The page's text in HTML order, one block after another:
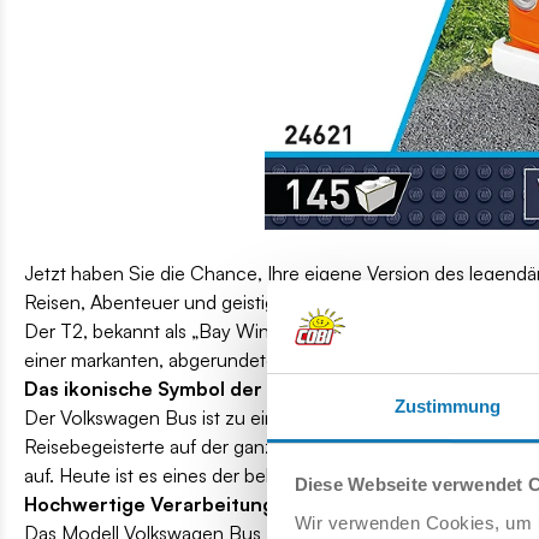
Zustimmung
Diese Webseite verwendet
Wir verwenden Cookies,
Jetzt haben Sie die Chance, Ihre eigene Version des
Reisen, Abenteuer und geistige Freiheit geworden ist!
Der T2, bekannt als „Bay Window“, (hergestellt Mitte der
einer markanten, abgerundeten Windschutzscheibe aus.
Das ikonische Symbol der Freiheit
Der Volkswagen Bus ist zu einem Symbol für Freiheit und
Reisebegeisterte auf der ganzen Welt geworden. Im Laufe
auf. Heute ist es eines der bekanntesten Autos der Welt und
Hochwertige Verarbeitung von COBI!
Das Modell Volkswagen Bus zeichnet sich durch seine